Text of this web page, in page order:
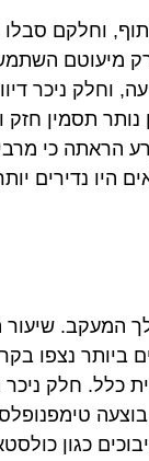
וחלקם סבלו
מיעוטם
הפגיעה, וחלק
נותר תסמין
הראתה כי
המעקב.
ביותר נצפו
חלק ניכר
כגון